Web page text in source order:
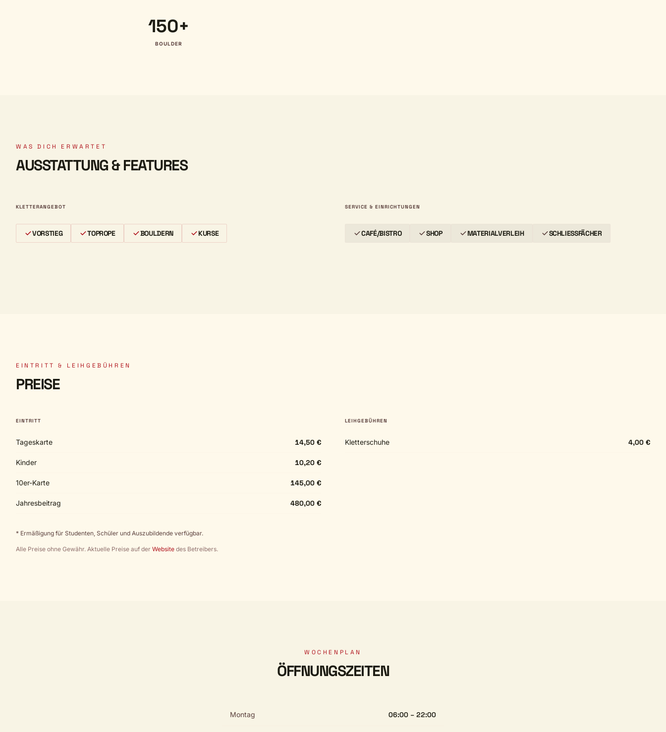
150+
BOULDER
WAS DICH ERWARTET
AUSSTATTUNG & FEATURES
KLETTERANGEBOT
VORSTIEG TOPROPE BOULDERN KURSE
SERVICE & EINRICHTUNGEN
CAFÉ/BISTRO SHOP MATERIALVERLEIH SCHLIESSFÄCHER
EINTRITT & LEIHGEBÜHREN
PREISE
EINTRITT
Tageskarte 14,50 €
Kinder 10,20 €
10er-Karte 145,00 €
Jahresbeitrag 480,00 €
LEIHGEBÜHREN
Kletterschuhe 4,00 €
* Ermäßigung für Studenten, Schüler und Auszubildende verfügbar.
Alle Preise ohne Gewähr. Aktuelle Preise auf der Website des Betreibers.
WOCHENPLAN
ÖFFNUNGSZEITEN
Montag 06:00 – 22:00